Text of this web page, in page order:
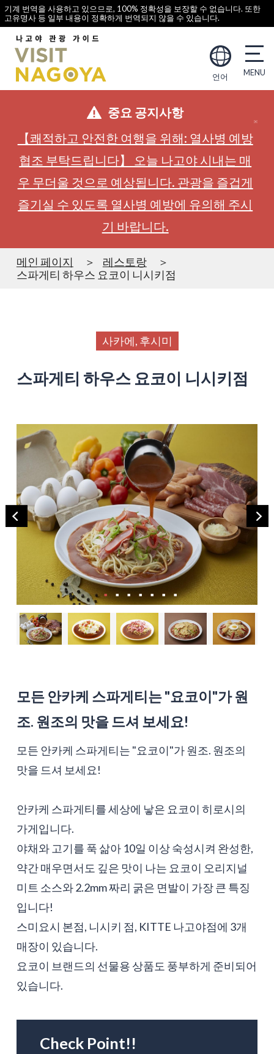
기계 번역을 사용하고 있으므로, 100% 정확성을 보장할 수 없습니다. 또한
고유명사 등 일부 내용이 정확하게 번역되지 않을 수 있습니다.
언어
중요 공지사항
【쾌적하고 안전한 여행을 위해: 열사병 예방
협조 부탁드립니다】 오늘 나고야 시내는 매
우 무더울 것으로 예상됩니다. 관광을 즐겁게
즐기실 수 있도록 열사병 예방에 유의해 주시
기 바랍니다.
메인 페이지
레스토랑
스파게티 하우스 요코이 니시키점
사카에, 후시미
스파게티 하우스 요코이 니시키점
모든 안카케 스파게티는 "요코이"가 원
조. 원조의 맛을 드셔 보세요!
모든 안카케 스파게티는 "요코이"가 원조. 원조의
맛을 드셔 보세요!
안카케 스파게티를 세상에 낳은 요코이 히로시의
가게입니다.
야채와 고기를 푹 삶아 10일 이상 숙성시켜 완성한,
약간 매우면서도 깊은 맛이 나는 요코이 오리지널
미트 소스와 2.2mm 짜리 굵은 면발이 가장 큰 특징
입니다!
스미요시 본점, 니시키 점, KITTE 나고야점에 3개
매장이 있습니다.
요코이 브랜드의 선물용 상품도 풍부하게 준비되어
있습니다.
Check Point!!